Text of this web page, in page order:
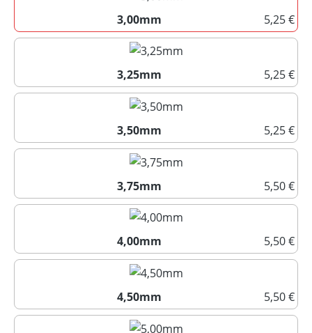
3,00mm
5,25 €
3,00mm
3,25mm
5,25 €
3,25mm
3,50mm
5,25 €
3,50mm
3,75mm
5,50 €
3,75mm
4,00mm
5,50 €
4,00mm
4,50mm
5,50 €
4,50mm